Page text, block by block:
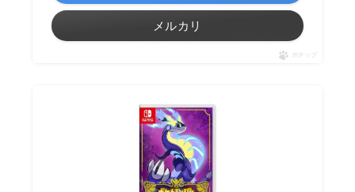
メルカリ
ポチップ